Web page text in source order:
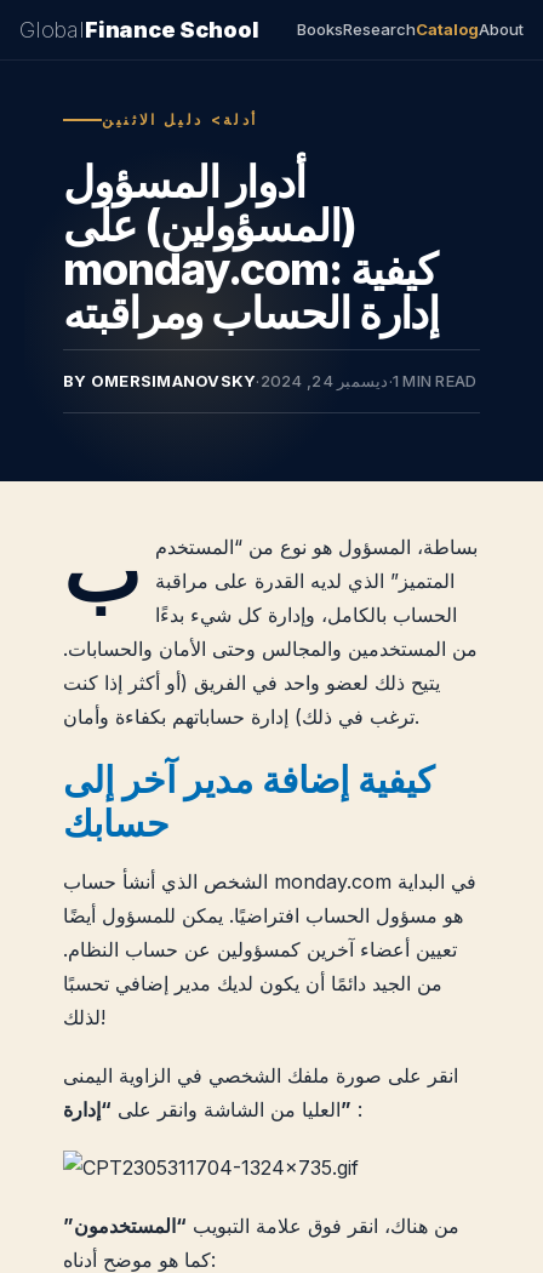
GlobalFinance School BooksResearchCatalogAbout
أدلة> دليل الاثنين
أدوار المسؤول
(المسؤولين) على
monday.com: كيفية
إدارة الحساب ومراقبته
BY OMERSIMANOVSKY· ديسمبر 24, 2024·1 MIN READ
ب
بساطة، المسؤول هو نوع من “المستخدم
المتميز” الذي لديه القدرة على مراقبة
الحساب بالكامل، وإدارة كل شيء بدءًا
من المستخدمين والمجالس وحتى الأمان والحسابات.
يتيح ذلك لعضو واحد في الفريق (أو أكثر إذا كنت
ترغب في ذلك) إدارة حساباتهم بكفاءة وأمان.
كيفية إضافة مدير آخر إلى
حسابك
الشخص الذي أنشأ حساب monday.com في البداية
هو مسؤول الحساب افتراضيًا. يمكن للمسؤول أيضًا
تعيين أعضاء آخرين كمسؤولين عن حساب النظام.
من الجيد دائمًا أن يكون لديك مدير إضافي تحسبًا
لذلك!
انقر على صورة ملفك الشخصي في الزاوية اليمنى
العليا من الشاشة وانقر على“إدارة” :
من هناك، انقر فوق علامة التبويب “المستخدمون”
كما هو موضح أدناه: